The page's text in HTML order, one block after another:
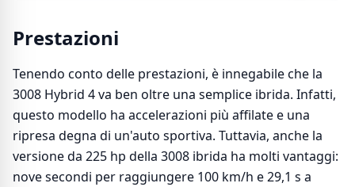
Prestazioni
Tenendo conto delle prestazioni, è innegabile che la
3008 Hybrid 4 va ben oltre una semplice ibrida. Infatti,
questo modello ha accelerazioni più affilate e una
ripresa degna di un'auto sportiva. Tuttavia, anche la
versione da 225 hp della 3008 ibrida ha molti vantaggi:
nove secondi per raggiungere 100 km/h e 29,1 s a